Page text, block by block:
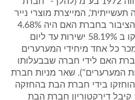
המייצרת מוצרי נייר
שונים. שיעור אחזקות הציבור בחברת האם היה 4.68%
בעוד המערערים החזיקו ב 58.19% ישירות עד ליום
זה מכר כל אחד מיחידי המערערים
האם לידי חברה שבבעלותו
המערערים"). שאר מניות חברת
האם בשיעור 37.13% הוחזקו בידי חברת הבת בהחזקה
הדדית. ביום 10.12.97 קיבל דירקטוריון חברת הבת